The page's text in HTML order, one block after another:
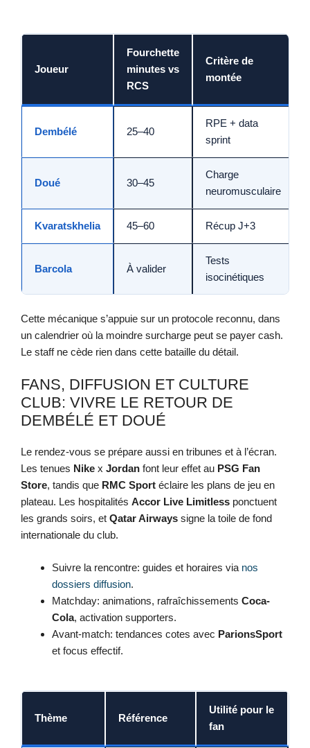
Joueur
Fourchette
minutes vs
RCS
Critère de
montée
Dembélé 25–40
RPE + data
sprint
Doué 30–45
Charge
neuromusculaire
Kvaratskhelia 45–60 Récup J+3
Barcola À valider
Tests
isocinétiques
Cette mécanique s’appuie sur un protocole reconnu, dans
un calendrier où la moindre surcharge peut se payer cash.
Le staff ne cède rien dans cette bataille du détail.
FANS, DIFFUSION ET CULTURE
CLUB: VIVRE LE RETOUR DE
DEMBÉLÉ ET DOUÉ
Le rendez-vous se prépare aussi en tribunes et à l’écran.
Les tenues Nike x Jordan font leur effet au PSG Fan
Store, tandis que RMC Sport éclaire les plans de jeu en
plateau. Les hospitalités Accor Live Limitless ponctuent
les grands soirs, et Qatar Airways signe la toile de fond
internationale du club.
Suivre la rencontre: guides et horaires via nos
dossiers diffusion.
Matchday: animations, rafraîchissements Coca-
Cola, activation supporters.
Avant-match: tendances cotes avec ParionsSport
et focus effectif.
Thème Référence
Utilité pour le
fan